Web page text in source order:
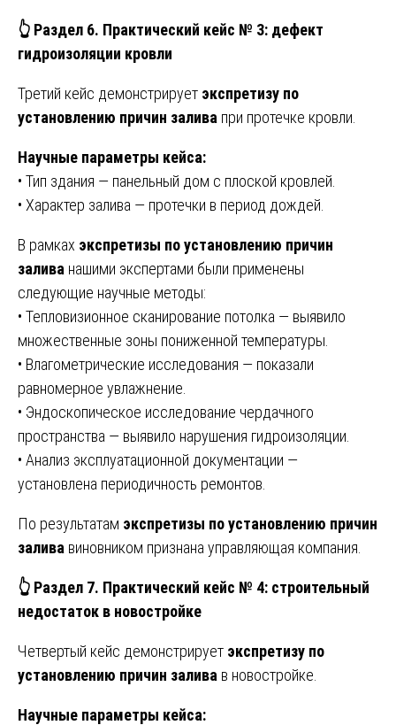
👆 Раздел 6. Практический кейс № 3: дефект
гидроизоляции кровли
Третий кейс демонстрирует экспретизу по
установлению причин залива при протечке кровли.
Научные параметры кейса:
• Тип здания — панельный дом с плоской кровлей.
• Характер залива — протечки в период дождей.
В рамках экспретизы по установлению причин
залива нашими экспертами были применены
следующие научные методы:
• Тепловизионное сканирование потолка — выявило
множественные зоны пониженной температуры.
• Влагометрические исследования — показали
равномерное увлажнение.
• Эндоскопическое исследование чердачного
пространства — выявило нарушения гидроизоляции.
• Анализ эксплуатационной документации —
установлена периодичность ремонтов.
По результатам экспретизы по установлению причин
залива виновником признана управляющая компания.
👆 Раздел 7. Практический кейс № 4: строительный
недостаток в новостройке
Четвертый кейс демонстрирует экспретизу по
установлению причин залива в новостройке.
Научные параметры кейса: